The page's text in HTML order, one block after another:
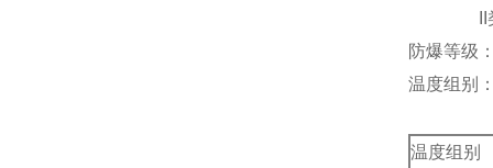
II类-工
防爆等级
温度组别
温度组别